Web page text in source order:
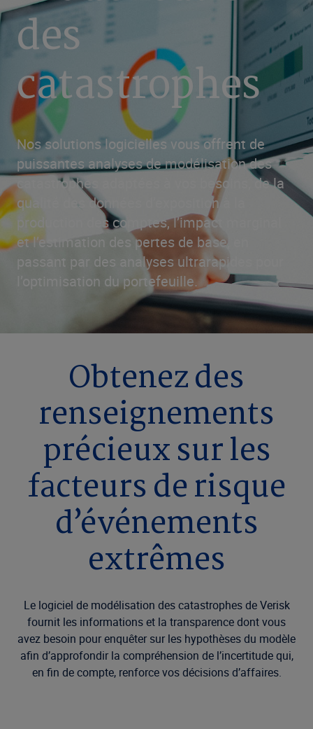
des
catastrophes
Nos solutions logicielles vous offrent de
puissantes analyses de modélisation des
catastrophes adaptées à vos besoins, de la
qualité des données d’exposition à la
production des comptes, l’impact marginal
et l’estimation des pertes de base, en
passant par des analyses ultrarapides pour
l’optimisation du portefeuille.
Obtenez des
renseignements
précieux sur les
facteurs de risque
d’événements
extrêmes
Le logiciel de modélisation des catastrophes de Verisk
fournit les informations et la transparence dont vous
avez besoin pour enquêter sur les hypothèses du modèle
afin d’approfondir la compréhension de l’incertitude qui,
en fin de compte, renforce vos décisions d’affaires.